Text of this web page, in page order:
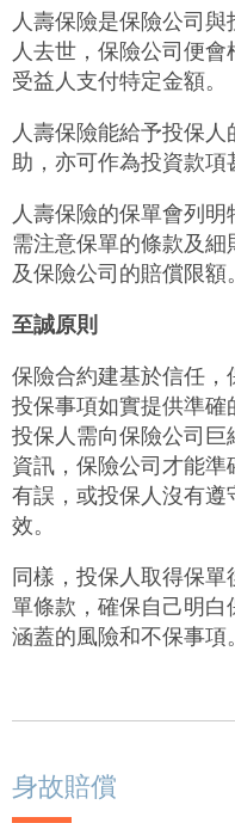
小貼士‧「家」資源
人壽保險是保險公司
人去世，保險公司便
受益人支付特定金額。
人壽保險能給予投保
助，亦可作為投資款項
人壽保險的保單會列
需注意保單的條款及
及保險公司的賠償限額。
至誠原則
保險合約建基於信任
投保事項如實提供準確
投保人需向保險公司
資訊，保險公司才能
有誤，或投保人沒有
效。
同樣，投保人取得保
單條款，確保自己明
涵蓋的風險和不保事項。
身故賠償